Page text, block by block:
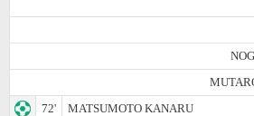
72'
MATSUMOTO KANARU